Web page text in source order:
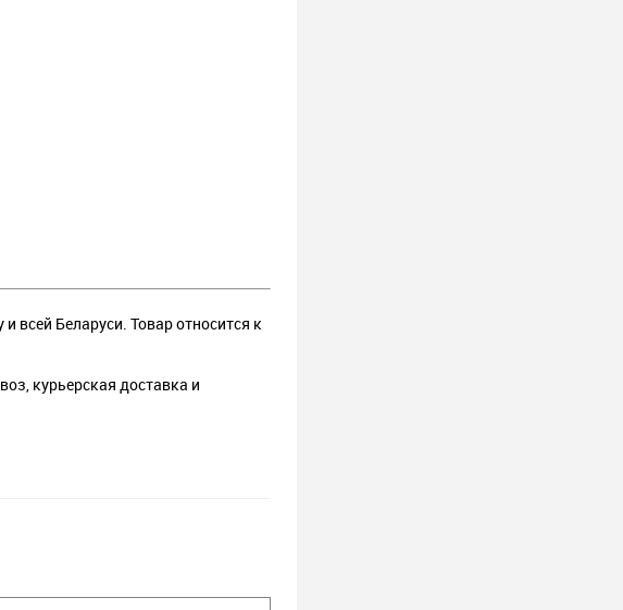
всей Беларуси. Товар относится к
курьерская доставка и